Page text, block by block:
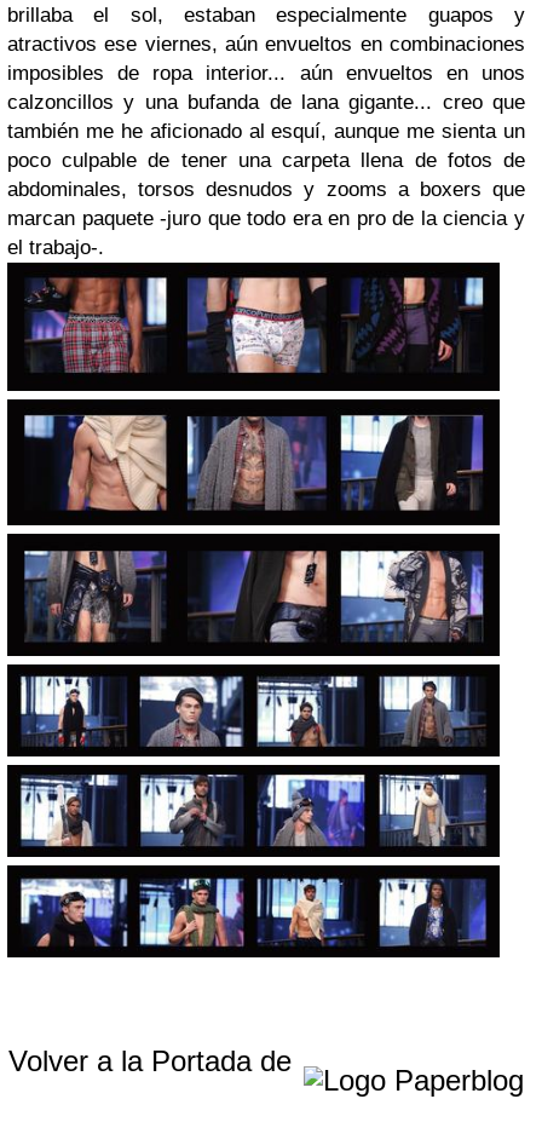
brillaba el sol, estaban especialmente guapos y
atractivos ese viernes, aún envueltos en combinaciones
imposibles de ropa interior... aún envueltos en unos
calzoncillos y una bufanda de lana gigante... creo que
también me he aficionado al esquí, aunque me sienta un
poco culpable de tener una carpeta llena de fotos de
abdominales, torsos desnudos y zooms a boxers que
marcan paquete -juro que todo era en pro de la ciencia y
el trabajo-.
Volver a la Portada de